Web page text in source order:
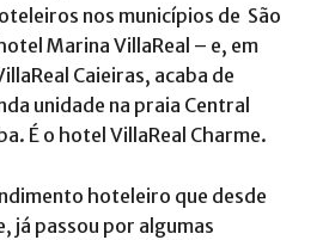
nos municípios de São
Marina VillaReal – e, em
Caieiras, acaba de
unidade na praia Central
É o hotel VillaReal Charme.
hoteleiro que desde
já passou por algumas